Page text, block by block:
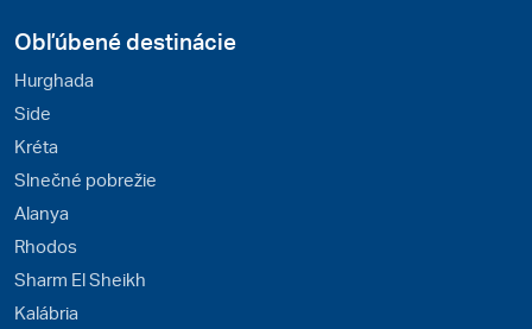
Obľúbené destinácie
Hurghada
Side
Kréta
Slnečné pobrežie
Alanya
Rhodos
Sharm El Sheikh
Kalábria